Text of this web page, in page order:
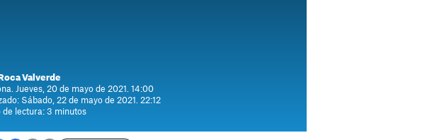
Valverde
Jueves, 20 de mayo de 2021. 14:00
Sábado, 22 de mayo de 2021. 22:12
de lectura: 3 minutos